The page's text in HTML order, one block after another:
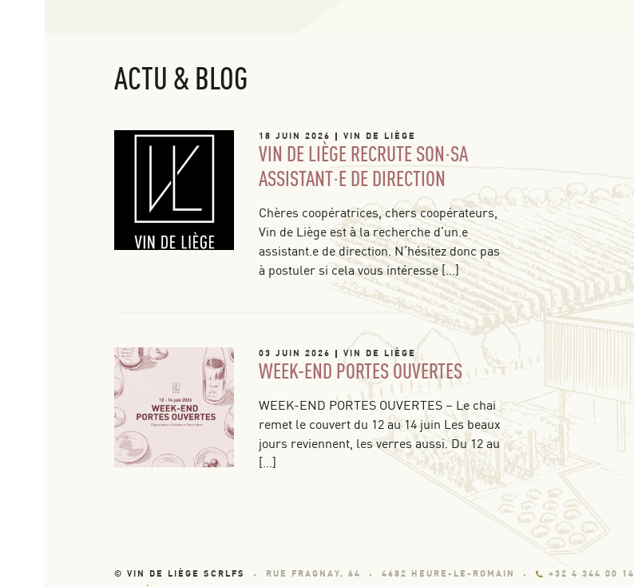
ACTU & BLOG
18 JUIN 2026 VIN DE LIÈGE
VIN DE LIÈGE RECRUTE SON·SA
ASSISTANT·E DE DIRECTION
Chères coopératrices, chers coopérateurs,
Vin de Liège est à la recherche d’un.e
assistant.e de direction. N’hésitez donc pas
à postuler si cela vous intéresse […]
03 JUIN 2026 VIN DE LIÈGE
WEEK-END PORTES OUVERTES
WEEK-END PORTES OUVERTES – Le chai
remet le couvert du 12 au 14 juin Les beaux
jours reviennent, les verres aussi. Du 12 au
[…]
© VIN DE LIÈGE SCRLFS RUE FRAGNAY, 64 4682 HEURE-LE-ROMAIN
+32 4 344 00 14